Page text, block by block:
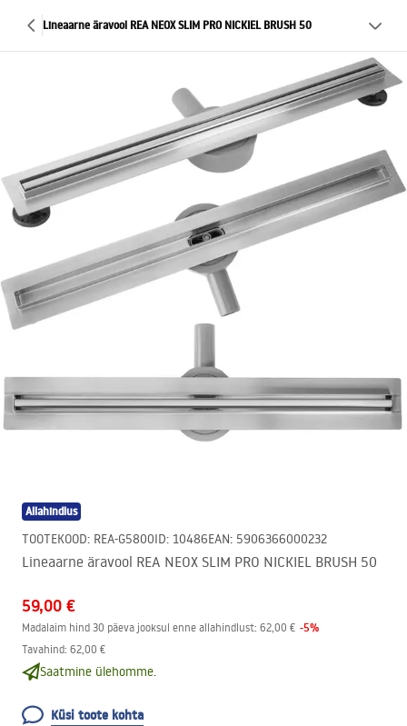
Lineaarne äravool REA NEOX SLIM PRO NICKIEL BRUSH 50
Allahindlus
TOOTEKOOD: REA-G5800ID: 10486EAN: 5906366000232
Lineaarne äravool REA NEOX SLIM PRO NICKIEL BRUSH 50
59,00 €
Madalaim hind 30 päeva jooksul enne allahindlust: 62,00 € -5%
Tavahind: 62,00 €
Saatmine ülehomme.
Küsi toote kohta